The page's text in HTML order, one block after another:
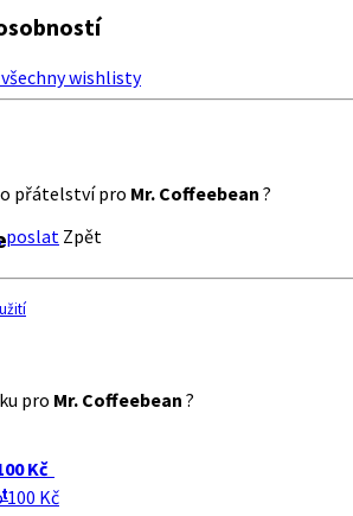
wishlisty
přátelství pro Mr. Coffeebean ?
poslat Zpět
pro Mr. Coffeebean ?
Kč
Kč